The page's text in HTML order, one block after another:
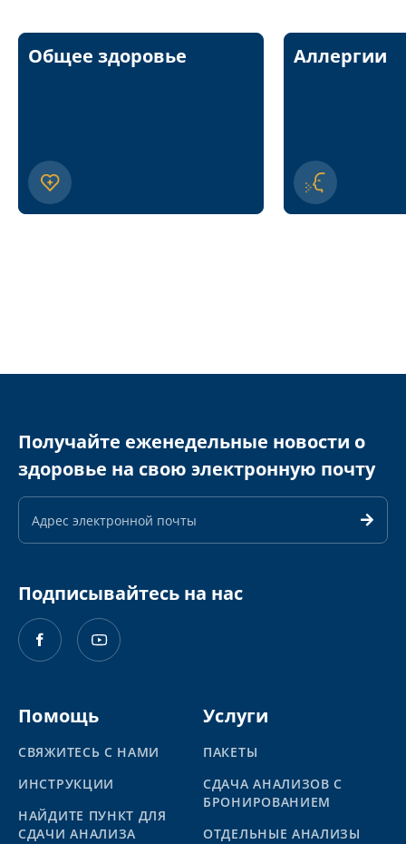
Общее здоровье Аллергии
Получайте еженедельные новости о
здоровье на свою электронную почту
Адрес
почты
Подписывайтесь на нас
Помощь
СВЯЖИТЕСЬ С НАМИ
ИНСТРУКЦИИ
НАЙДИТЕ ПУНКТ ДЛЯ
СДАЧИ АНАЛИЗА
Услуги
ПАКЕТЫ
СДАЧА АНАЛИЗОВ С
БРОНИРОВАНИЕМ
ОТДЕЛЬНЫЕ АНАЛИЗЫ